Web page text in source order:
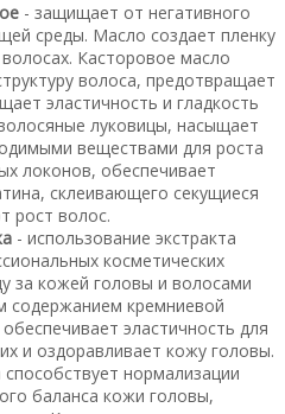
- защищает от негативного
среды. Масло создает пленку
Касторовое масло
волоса, предотвращает
эластичность и гладкость
луковицы, насыщает
веществами для роста
локонов, обеспечивает
склеивающего секущиеся
рост волос.
- использование экстракта
косметических
за кожей головы и волосами
содержанием кремниевой
эластичность для
и оздоравливает кожу головы.
нормализации
баланса кожи головы,